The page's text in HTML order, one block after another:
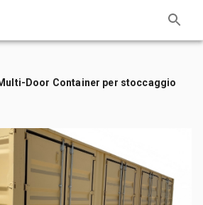
Door Container per stoccaggio